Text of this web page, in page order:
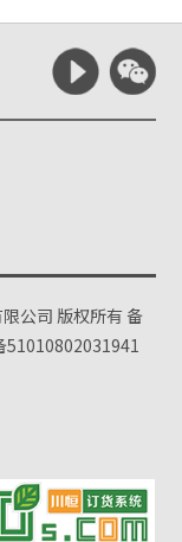
公司 版权所有备
51010802031941